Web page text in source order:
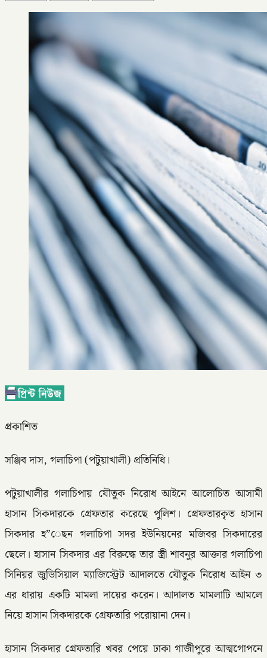
প্রকাশিত
সঞ্জিব দাস, গলাচিপা (পটুয়াখালী) প্রতিনিধি।
পটুয়াখালীর গলাচিপায় যৌতুক নিরোধ আইনে আলোচিত আসামী
হাসান সিকদারকে গ্রেফতার করেছে পুলিশ। প্রেফতারকৃত হাসান
সিকদার হ”েছন গলাচিপা সদর ইউনিয়নের মজিবর সিকদারের
ছেলে। হাসান সিকদার এর বিরুদ্ধে তার স্ত্রী শাবনুর আক্তার গলাচিপা
সিনিয়র জুডিসিয়াল ম্যাজিস্ট্রেট আদালতে যৌতুক নিরোধ আইন ৩
এর ধারায় একটি মামলা দায়ের করেন। আদালত মামলাটি আমলে
নিয়ে হাসান সিকদারকে গ্রেফতারি পরোয়ানা দেন।
হাসান সিকদার গ্রেফতারি খবর পেয়ে ঢাকা গাজীপুরে আত্মগোপনে